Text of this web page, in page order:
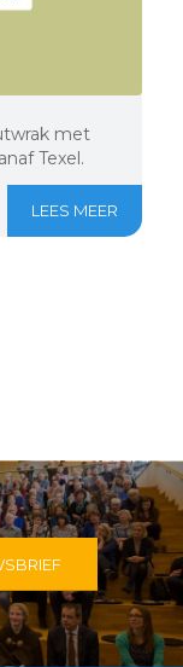
met
Texel.
LEES MEER